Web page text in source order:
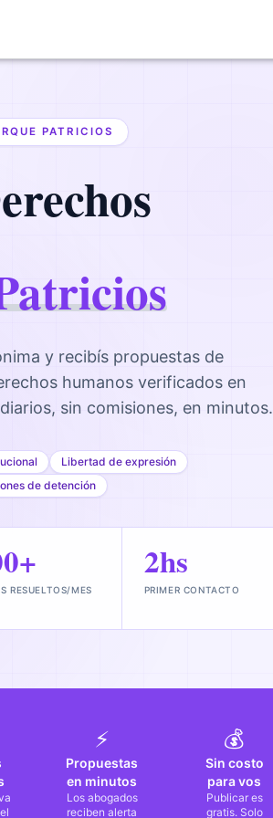
PATRICIOS
y recibís propuestas de
humanos verificados en
sin comisiones, en minutos.
Libertad de expresión
de detención
RESUELTOS/MES
2hs
PRIMER CONTACTO
⚡
Propuestas
en minutos
Los abogados
reciben alerta
💰
Sin costo
para vos
Publicar es
gratis. Solo